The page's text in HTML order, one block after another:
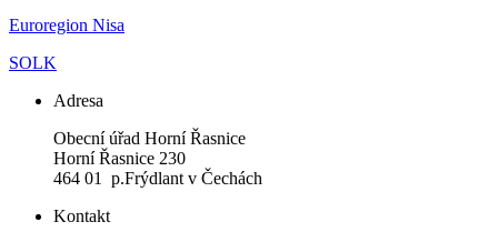
Euroregion Nisa
SOLK
Adresa
Obecní úřad Horní Řasnice
Horní Řasnice 230
464 01 p.Frýdlant v Čechách
Kontakt